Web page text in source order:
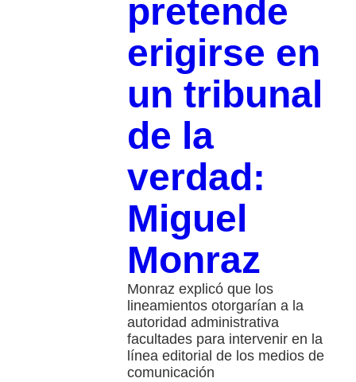
pretende
erigirse en
un tribunal
de la
verdad:
Miguel
Monraz
Monraz explicó que los
lineamientos otorgarían a la
autoridad administrativa
facultades para intervenir en la
línea editorial de los medios de
comunicación